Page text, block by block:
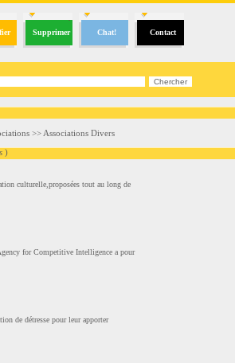
Supprimer Chat! Contact
>> Associations Divers
)
culturelle,proposées tout au long de
for Competitive Intelligence a pour
de détresse pour leur apporter